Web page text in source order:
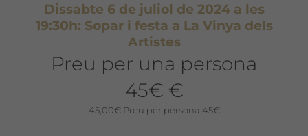
Dissabte 6 de juliol de 2024 a les
19:30h: Sopar i festa a La Vinya dels
Artistes
Preu per una persona
45€ €
45,00€ Preu per persona 45€